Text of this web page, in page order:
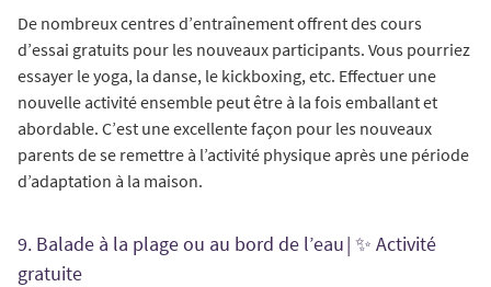
De nombreux centres d’entraînement offrent des cours
d’essai gratuits pour les nouveaux participants. Vous pourriez
essayer le yoga, la danse, le kickboxing, etc. Effectuer une
nouvelle activité ensemble peut être à la fois emballant et
abordable. C’est une excellente façon pour les nouveaux
parents de se remettre à l’activité physique après une période
d’adaptation à la maison.
9. Balade à la plage ou au bord de l’eau | ✨ Activité
gratuite